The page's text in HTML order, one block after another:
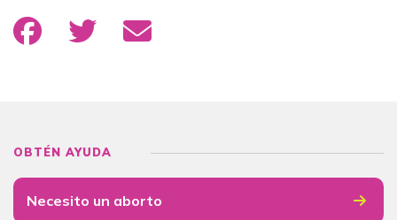
OBTÉN AYUDA
Necesito un aborto